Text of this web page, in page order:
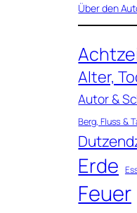
Über den
Alter,
Autor &
Berg, Fluss &
Erde
Feuer